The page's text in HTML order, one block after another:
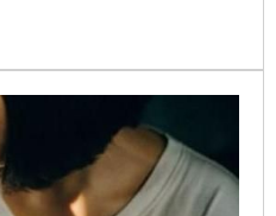
基證券則結合量化模型與
，大幅降低選股門檻。然
史數據回測，無法完全預
能存在時間差。此外，市
體，投資人務必確認使用
證獲利的投資建議，應保持
的市場中穩健獲利。